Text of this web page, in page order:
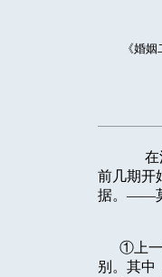
《婚
在
前几期开
据。——
①上一
别。其中